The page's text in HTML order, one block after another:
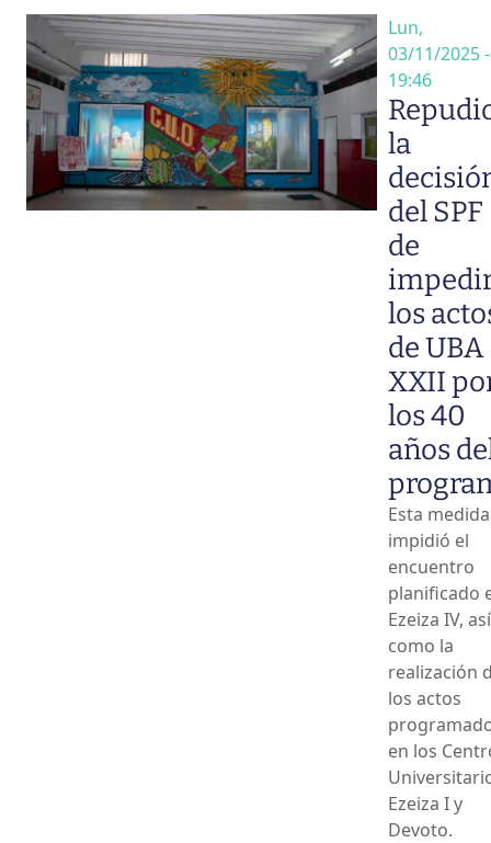
Lun,
03/11/2025 -
19:46
la
del SPF
de
los
de UBA
XXII
los 40
años
Esta medida
impidió el
encuentro
planificado
Ezeiza IV, así
como la
realización
los actos
en los
Ezeiza I y
Devoto.